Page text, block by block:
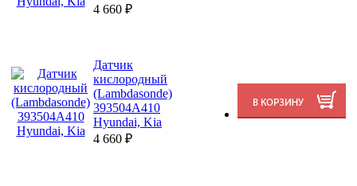
4 660 ₽
Датчик
кислородный
(Lambdasonde)
393504A410
Hyundai, Kia
4 660 ₽